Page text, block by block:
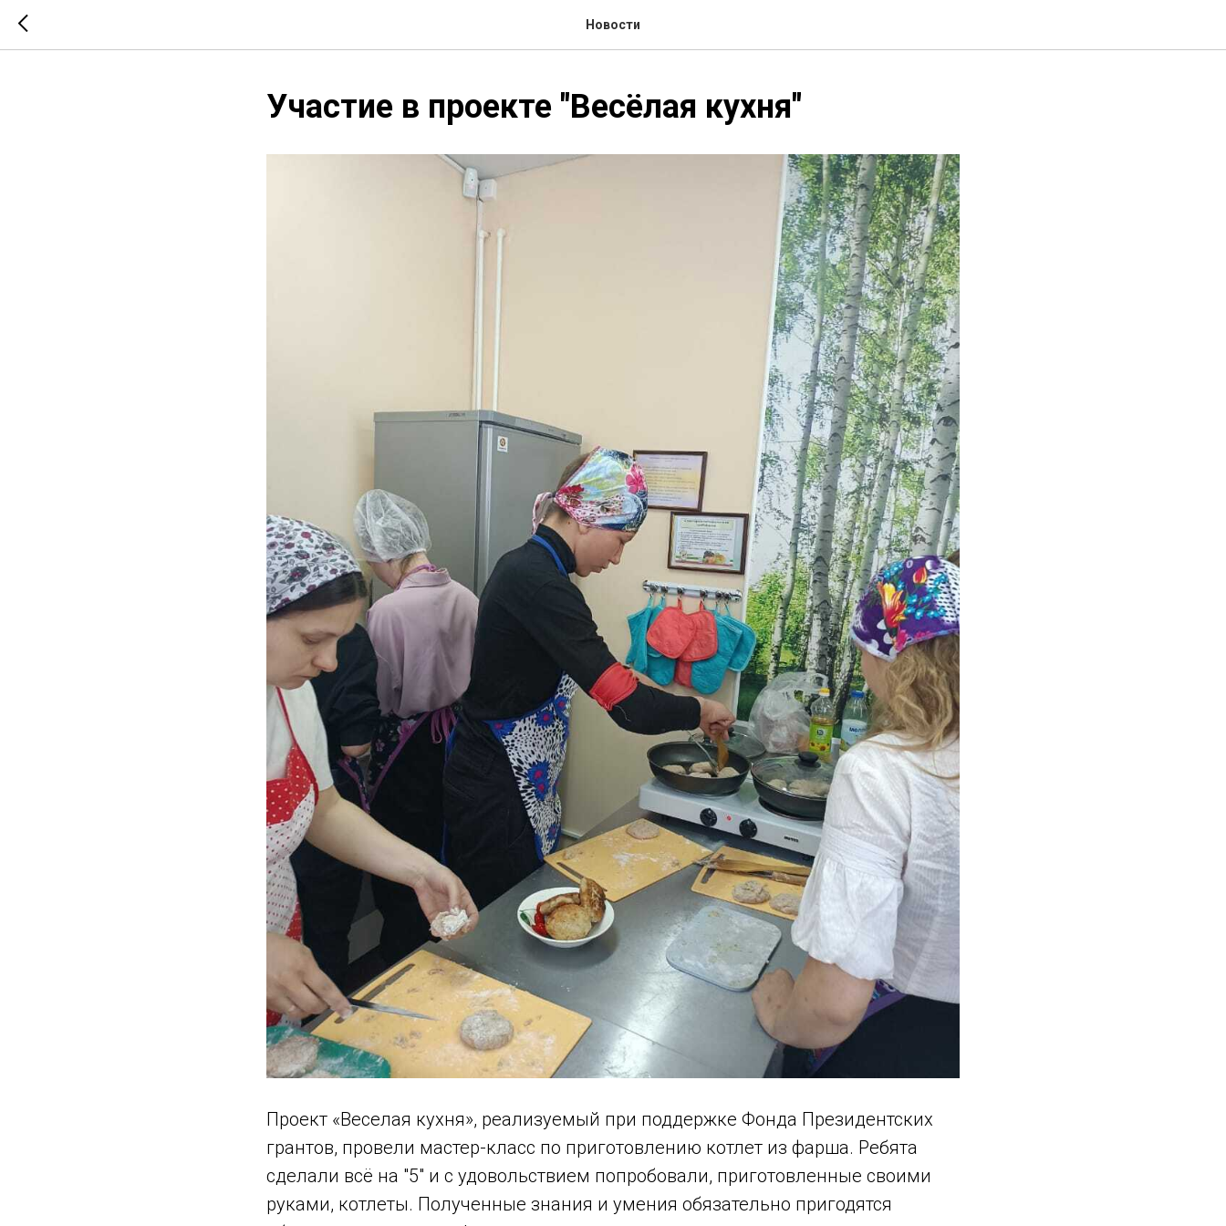
Новости
Участие в проекте "Весёлая кухня"
Проект «Веселая кухня», реализуемый при поддержке Фонда Президентских
грантов, провели мастер-класс по приготовлению котлет из фарша. Ребята
сделали всё на "5" и с удовольствием попробовали, приготовленные своими
руками, котлеты. Полученные знания и умения обязательно пригодятся